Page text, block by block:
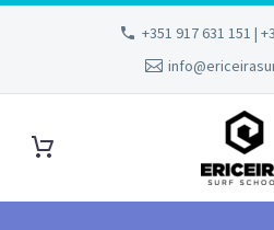
+351 917 631 151 |